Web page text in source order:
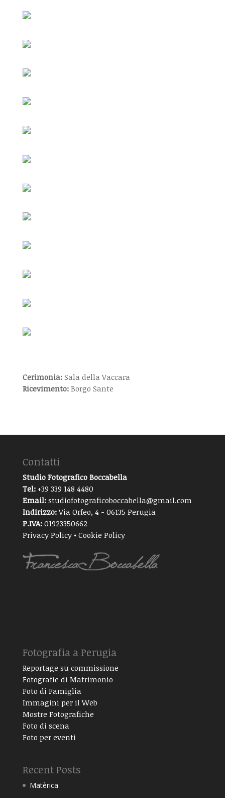
Cerimonia:Sala della Vaccara
Ricevimento:Borgo Sante
Contatti
Studio Fotografico Boccabella
Tel:+39 339 148 4480
Email: studiofotograficoboccabella@gmail.com
Indirizzo: Via Orfeo, 4 - 06135 Perugia
P.IVA: 01923350662
Privacy Policy• Cookie Policy
Fotografia a Perugia
Reportage su commissione
Fotografie di Matrimonio
Foto di Famiglia
Immagini per il Web
Mostre Fotografiche
Foto di scena
Foto per eventi
Recent Posts
Matèrica